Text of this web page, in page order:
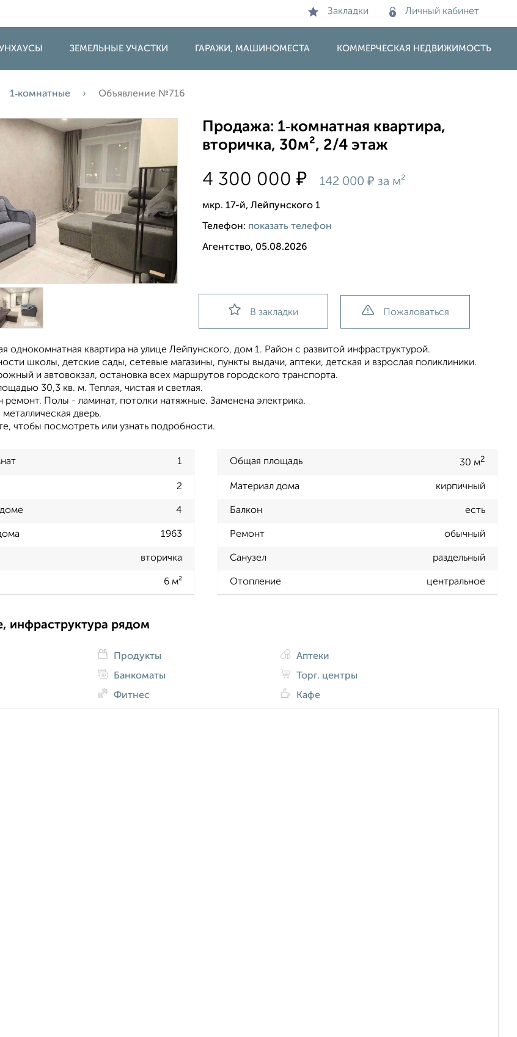
Закладки Личный кабинет
ЗЕМЕЛЬНЫЕ УЧАСТКИ ГАРАЖИ, МАШИНОМЕСТА КОММЕРЧЕСКАЯ НЕДВИЖИМОСТЬ
1‑комнатные Объявление №716
Продажа: 1‑комнатная квартира,
вторичка, 30м², 2/4 этаж
4 300 000₽ 142 000₽ за м²
мкр. 17-й, Лейпунского 1
Телефон: показать телефон
Агентство, 05.08.2026
В закладки Пожаловаться
однокомнатная квартира на улице Лейпунского, дом 1. Район с развитой инфраструктурой.
школы, детские сады, сетевые магазины, пункты выдачи, аптеки, детская и взрослая поликлиники.
и автовокзал, остановка всех маршрутов городского транспорта.
30,3 кв. м. Теплая, чистая и светлая.
ремонт. Полы - ламинат, потолки натяжные. Заменена электрика.
дверь.
чтобы посмотреть или узнать подробности.
1 Общая площадь 30 м2
2 Материал дома кирпичный
4 Балкон есть
1963 Ремонт обычный
вторичка Санузел раздельный
6 м² Отопление центральное
инфраструктура рядом
Продукты
Банкоматы
Фитнес
Аптеки
Торг. центры
Кафе